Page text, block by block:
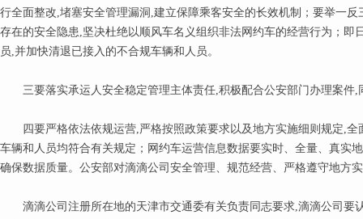
行全面整改,堵塞安全管理漏洞,建立保障乘客安全的长效机制；要举一
存在的安全隐患,坚决杜绝以顺风车名义组织非法网约车的经营行为；即
员,并加快清退已接入的不合规车辆和人员。
三要落实承运人安全稳定管理主体责任,积极配合公安部门办理案件,
四要严格依法依规运营,严格按照政策要求以及地方实施细则规定,全
车辆和人员均符合有关规定；网约车运营信息数据要实时、全量、真实
确保数据质量。公安部对滴滴公司安全管理、规范经营、严格遵守地方
滴滴公司注册所在地的天津市交通委有关负责同志要求,滴滴公司要